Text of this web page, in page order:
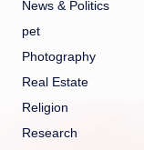
News & Politics
pet
Photography
Real Estate
Religion
Research